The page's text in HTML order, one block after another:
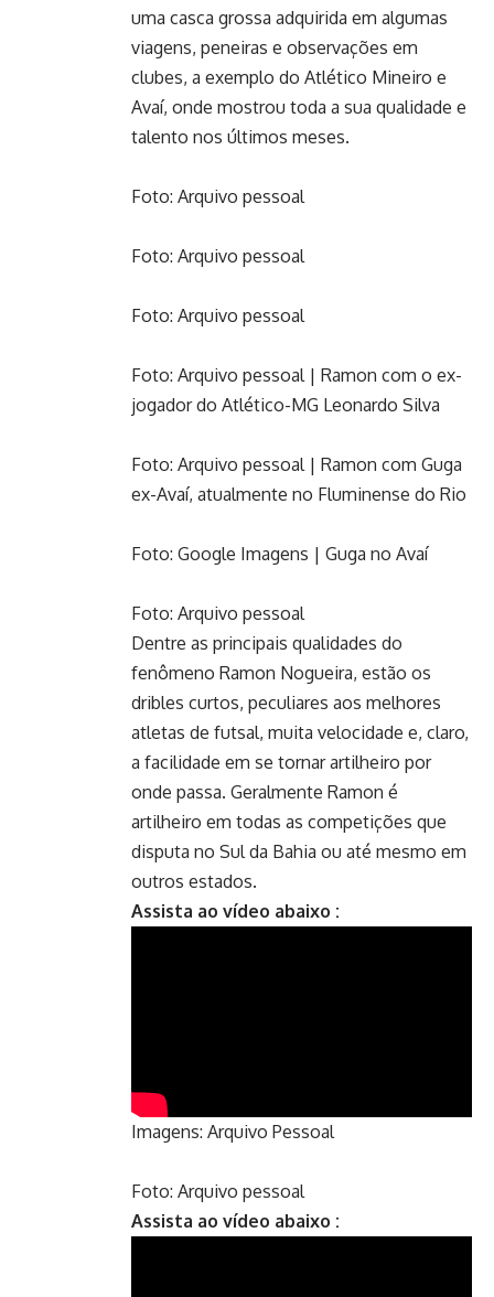
uma casca grossa adquirida em algumas
viagens, peneiras e observações em
clubes, a exemplo do Atlético Mineiro e
Avaí, onde mostrou toda a sua qualidade e
talento nos últimos meses.
Foto: Arquivo pessoal
Foto: Arquivo pessoal
Foto: Arquivo pessoal
Foto: Arquivo pessoal | Ramon com o ex-
jogador do Atlético-MG Leonardo Silva
Foto: Arquivo pessoal | Ramon com Guga
ex-Avaí, atualmente no Fluminense do Rio
Foto: Google Imagens | Guga no Avaí
Foto: Arquivo pessoal
Dentre as principais qualidades do
fenômeno Ramon Nogueira, estão os
dribles curtos, peculiares aos melhores
atletas de futsal, muita velocidade e, claro,
a facilidade em se tornar artilheiro por
onde passa. Geralmente Ramon é
artilheiro em todas as competições que
disputa no Sul da Bahia ou até mesmo em
outros estados.
Assista ao vídeo abaixo :
Imagens: Arquivo Pessoal
Foto: Arquivo pessoal
Assista ao vídeo abaixo :